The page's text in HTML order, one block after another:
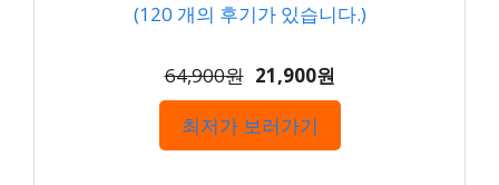
(120 개의 후기가 있습니다.)
64,900원 21,900원
최저가 보러가기